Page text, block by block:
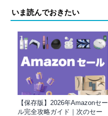
いま読んでおきたい
【保存版】2026年Amazonセー
ル完全攻略ガイド｜次のセー